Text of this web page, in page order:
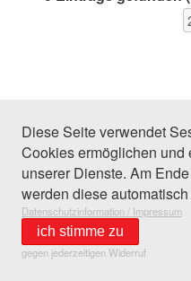
Diese Seite verwendet
Cookies ermöglichen
unserer Dienste. Am
werden diese
Datenschutzinformation / Impressum
ich stimme zu
gegen jederzeitigen Widerruf